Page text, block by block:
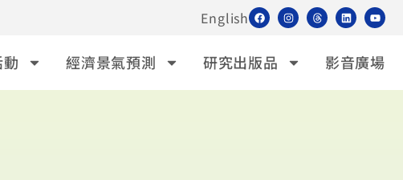
English
經濟景氣預測 研究出版品 影音廣場